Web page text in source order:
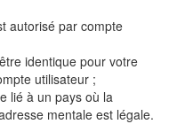
autorisé par compte
identique pour votre
utilisateur ;
lié à un pays où la
mentale est légale.